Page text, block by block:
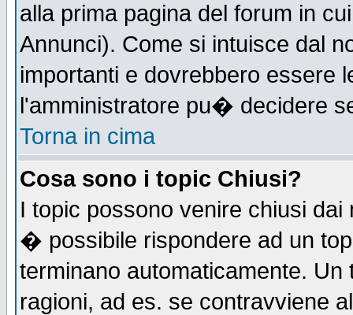
alla prima pagina del forum in
Annunci). Come si intuisce dal
importanti e dovrebbero essere
l'amministratore pu� decidere
Torna in cima
Cosa sono i topic Chiusi?
I topic possono venire chiusi
� possibile rispondere ad un
terminano automaticamente.
ragioni, ad es. se contravviene